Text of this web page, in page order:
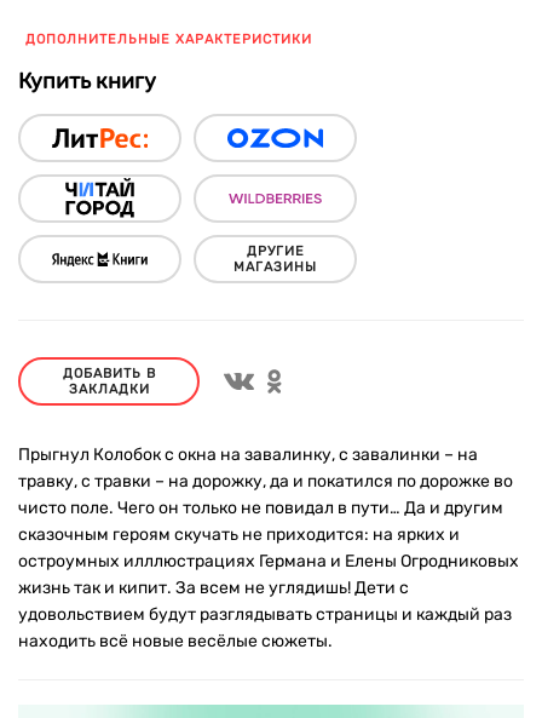
ДОПОЛНИТЕЛЬНЫЕ ХАРАКТЕРИСТИКИ
Купить книгу
ДРУГИЕ
МАГАЗИНЫ
ДОБАВИТЬ В
ЗАКЛАДКИ
Прыгнул Колобок с окна на завалинку, с завалинки – на
травку, с травки – на дорожку, да и покатился по дорожке во
чисто поле. Чего он только не повидал в пути… Да и другим
сказочным героям скучать не приходится: на ярких и
остроумных илллюстрациях Германа и Елены Огродниковых
жизнь так и кипит. За всем не углядишь! Дети с
удовольствием будут разглядывать страницы и каждый раз
находить всё новые весёлые сюжеты.